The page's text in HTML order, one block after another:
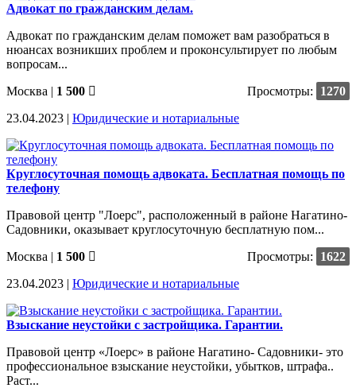
Адвокат по гражданским делам.
Адвокат по гражданским делам поможет вам разобраться в
нюансах возникших проблем и проконсультирует по любым
вопросам...
Москва | 1 500 Просмотры:
1270
23.04.2023 | Юридические и нотариальные
Круглосуточная помощь адвоката. Бесплатная помощь по
телефону
Правовой центр "Лоерс", расположенный в районе Нагатино-
Садовники, оказывает круглосуточную бесплатную пом...
Москва | 1 500 Просмотры:
1622
23.04.2023 | Юридические и нотариальные
Взыскание неустойки с застройщика. Гарантии.
Правовой центр «Лоерс» в районе Нагатино- Садовники- это
профессиональное взыскание неустойки, убытков, штрафа..
Раст...